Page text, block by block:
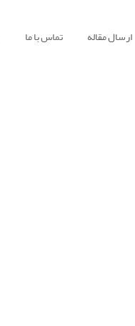
ارسال مقاله تماس با ما